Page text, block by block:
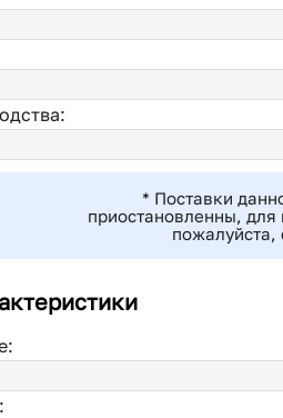
* Поставки
приостановленны, для
пожалуйста,